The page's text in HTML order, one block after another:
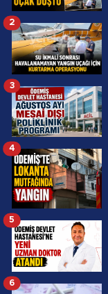
2
3
4
5
6